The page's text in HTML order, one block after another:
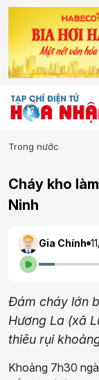
Trong nước
Cháy kho
Ninh
Gia Chính
Đám cháy lớn
Hương La (xã
thiêu rụi
Khoảng 7h30